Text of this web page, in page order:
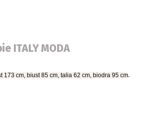
ITALY MODA
173 cm, biust 85 cm, talia 62 cm, biodra 95 cm.